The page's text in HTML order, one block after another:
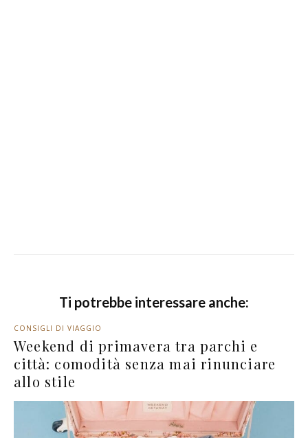
Ti potrebbe interessare anche:
CONSIGLI DI VIAGGIO
Weekend di primavera tra parchi e
città: comodità senza mai rinunciare
allo stile